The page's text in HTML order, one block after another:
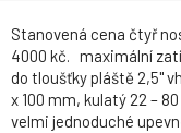
Stanovená cena čtyř
4000 kč. maximální
do tloušťky pláště 2,5"
x 100 mm, kulatý 22 –
velmi jednoduché